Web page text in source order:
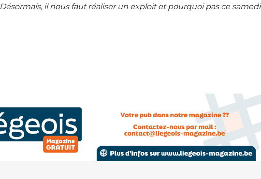
Désormais, il nous faut réaliser un exploit et pourquoi pas ce samedi